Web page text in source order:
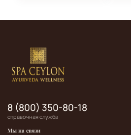
8 (800) 350-80-18
справочная служба
Мы на связи